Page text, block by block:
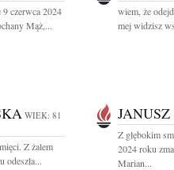
9 czerwca 2024
Mąż,...
wiem, że
mej widzisz
WIEK: 81
Z żalem
odeszła...
Z głębokim
2024 roku
Marian...